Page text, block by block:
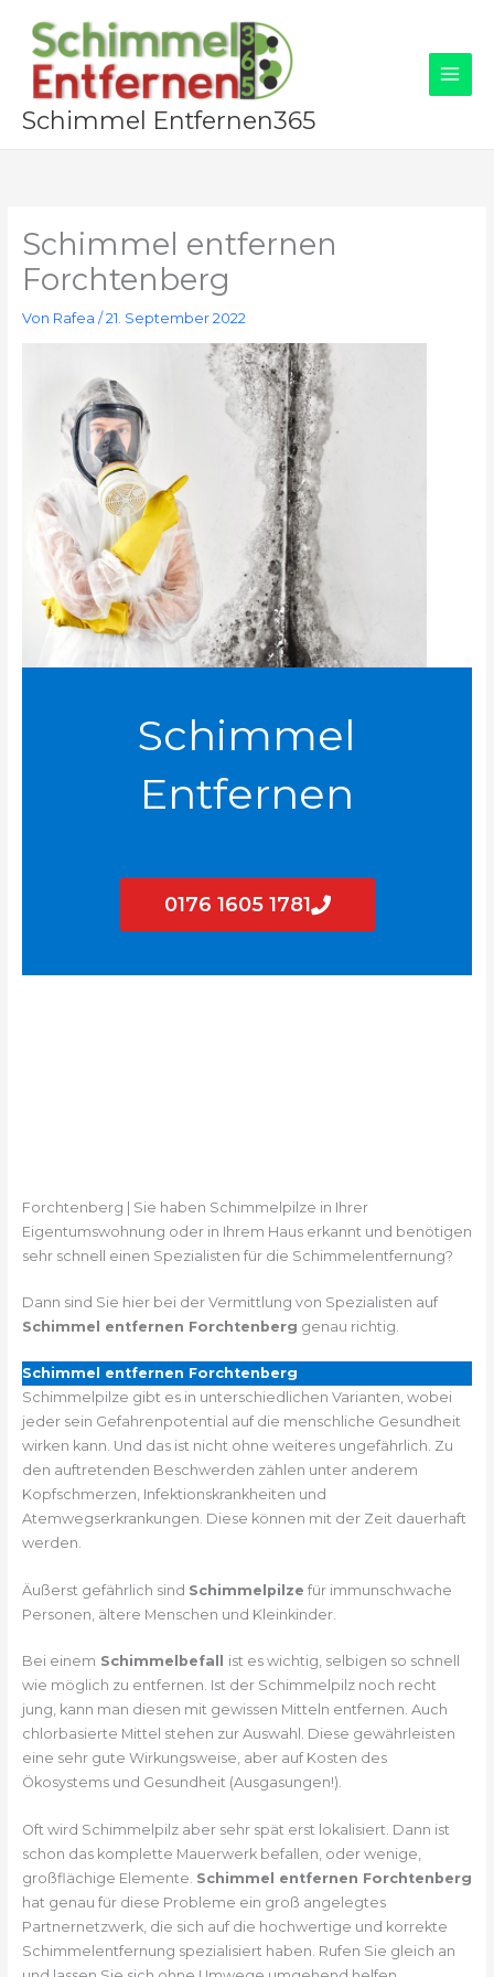
Inhalt
springen
Schimmel Entfernen365
Schimmel entfernen
Forchtenberg
Von Rafea /21. September 2022
Schimmel
Entfernen
0176 1605 1781
Forchtenberg | Sie haben Schimmelpilze in Ihrer
Eigentumswohnung oder in Ihrem Haus erkannt und benötigen
sehr schnell einen Spezialisten für die Schimmelentfernung?
Dann sind Sie hier bei der Vermittlung von Spezialisten auf
Schimmel entfernen Forchtenberg genau richtig.
Schimmel entfernen Forchtenberg
Schimmelpilze gibt es in unterschiedlichen Varianten, wobei
jeder sein Gefahrenpotential auf die menschliche Gesundheit
wirken kann. Und das ist nicht ohne weiteres ungefährlich. Zu
den auftretenden Beschwerden zählen unter anderem
Kopfschmerzen, Infektionskrankheiten und
Atemwegserkrankungen. Diese können mit der Zeit dauerhaft
werden.
Äußerst gefährlich sind Schimmelpilze für immunschwache
Personen, ältere Menschen und Kleinkinder.
Bei einem Schimmelbefall ist es wichtig, selbigen so schnell
wie möglich zu entfernen. Ist der Schimmelpilz noch recht
jung, kann man diesen mit gewissen Mitteln entfernen. Auch
chlorbasierte Mittel stehen zur Auswahl. Diese gewährleisten
eine sehr gute Wirkungsweise, aber auf Kosten des
Ökosystems und Gesundheit (Ausgasungen!).
Oft wird Schimmelpilz aber sehr spät erst lokalisiert. Dann ist
schon das komplette Mauerwerk befallen, oder wenige,
großflächige Elemente. Schimmel entfernen Forchtenberg
hat genau für diese Probleme ein groß angelegtes
Partnernetzwerk, die sich auf die hochwertige und korrekte
Schimmelentfernung spezialisiert haben. Rufen Sie gleich an